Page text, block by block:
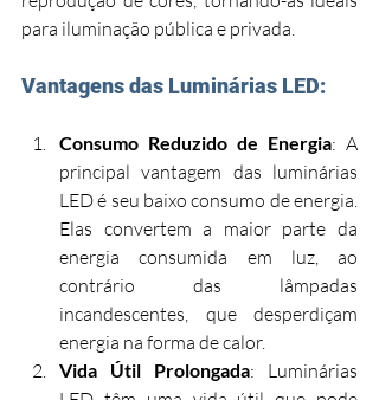
para iluminação pública e privada.
Vantagens das Luminárias LED:
Consumo Reduzido de Energia: A
principal vantagem das luminárias
LED é seu baixo consumo de energia.
Elas convertem a maior parte da
energia consumida em luz, ao
contrário das lâmpadas
incandescentes, que desperdiçam
energia na forma de calor.
Vida Útil Prolongada: Luminárias